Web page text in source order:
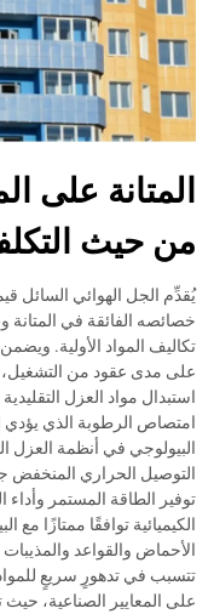
المتانة على
من حيث
يُقدِّم الجل الهوائي السائل
خصائصه الفائقة في المتانة
تكاليف المواد الأولية. ويضمن
على مدى عقود من التشغيل،
استبدال مواد العزل
امتصاص الرطوبة الذي يؤدي
البيولوجي في أنظمة العزل
التوصيل الحراري المنخفض
توفير الطاقة المستمر وأداء
الكيميائية توافقًا ممتازًا مع
الأحماض والقواعد والمذيبات
تتسبب في تدهورٍ سريعٍ